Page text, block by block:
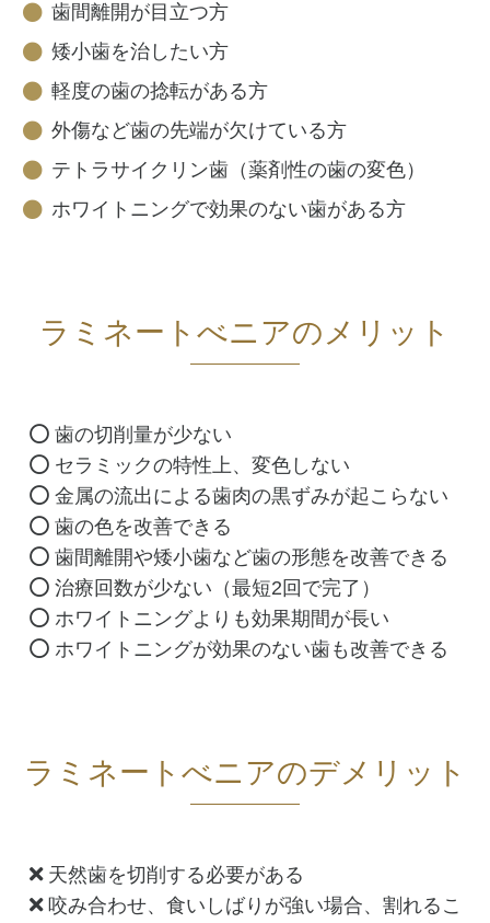
歯間離開が目立つ方
矮小歯を治したい方
軽度の歯の捻転がある方
外傷など歯の先端が欠けている方
テトラサイクリン歯（薬剤性の歯の変色）
ホワイトニングで効果のない歯がある方
ラミネートべニアのメリット
歯の切削量が少ない
セラミックの特性上、変色しない
金属の流出による歯肉の黒ずみが起こらない
歯の色を改善できる
歯間離開や矮小歯など歯の形態を改善できる
治療回数が少ない（最短2回で完了）
ホワイトニングよりも効果期間が長い
ホワイトニングが効果のない歯も改善できる
ラミネートべニアのデメリット
天然歯を切削する必要がある
咬み合わせ、食いしばりが強い場合、割れるこ